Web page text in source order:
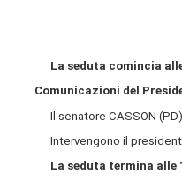
La seduta comincia
Comunicazioni del
Il senatore CASSON
Intervengono il presidente
La seduta termina alle